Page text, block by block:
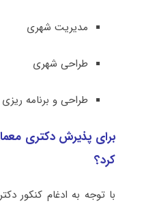
مدیریت شهری
طراحی شهری
طراحی و برنامه
برای پذیرش دکتری
کرد؟
با توجه به ادغام کنکور